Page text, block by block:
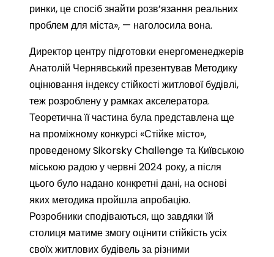
ринки, це спосіб знайти розв’язання реальних
проблем для міста», — наголосила вона.
Директор центру підготовки енергоменеджерів
Анатолій Чернявський презентував Методику
оцінювання індексу стійкості житлової будівлі,
теж розроблену у рамках акселератора.
Теоретична її частина була представлена ще
на проміжному конкурсі «Стійке місто»,
проведеному Sikorsky Challenge та Київською
міською радою у червні 2024 року, а після
цього було надано конкретні дані, на основі
яких методика пройшла апробацію.
Розробники сподіваються, що завдяки їй
столиця матиме змогу оцінити стійкість усіх
своїх житлових будівель за різними